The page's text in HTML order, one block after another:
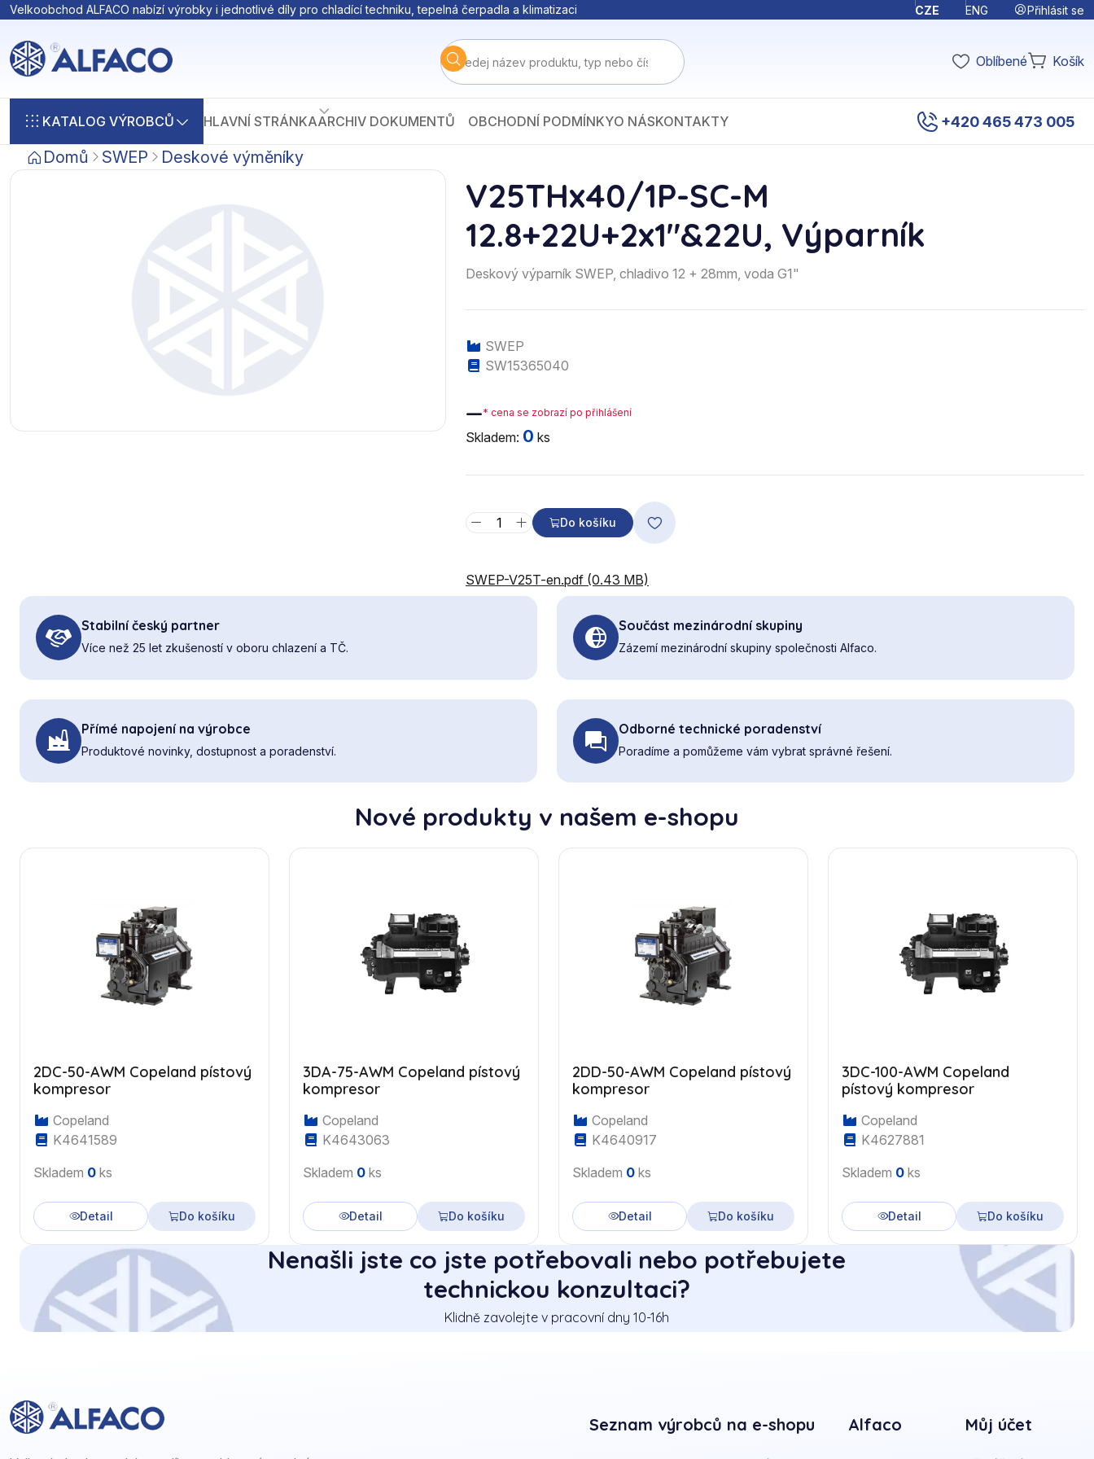
Velkoobchod ALFACO nabízí výrobky i jednotlivé díly pro chladící techniku, tepelná čerpadla a klimatizaci CZE ENG Přihlásit se
Oblíbené Košík
KATALOG VÝROBCŮ HLAVNÍ STRÁNKAARCHIV DOKUMENTŮ OBCHODNÍ PODMÍNKYO NÁSKONTAKTY +420 465 473 005
Domů SWEP Deskové výměníky
V25THx40/1P-SC-M
12.8+22U+2x1"&22U, Výparník
Deskový výparník SWEP, chladivo 12 + 28mm, voda G1"
SWEP
SW15365040
—* cena se zobrazí po přihlášení
Skladem: 0 ks
Do košíku
SWEP-V25T-en.pdf (0.43 MB)
Stabilní český partner
Více než 25 let zkušeností v oboru chlazení a TČ.
Součást mezinárodní skupiny
Zázemí mezinárodní skupiny společnosti Alfaco.
Přímé napojení na výrobce
Produktové novinky, dostupnost a poradenství.
Odborné technické poradenství
Poradíme a pomůžeme vám vybrat správné řešení.
Nové produkty v našem e-shopu
2DC-50-AWM Copeland pístový
kompresor
Copeland
K4641589
Skladem 0 ks
Detail Do košíku
3DA-75-AWM Copeland pístový
kompresor
Copeland
K4643063
Skladem 0 ks
Detail Do košíku
2DD-50-AWM Copeland pístový
kompresor
Copeland
K4640917
Skladem 0 ks
Detail Do košíku
3DC-100-AWM Copeland
pístový kompresor
Copeland
K4627881
Skladem 0 ks
Detail Do košíku
Nenašli jste co jste potřebovali nebo potřebujete
technickou konzultaci?
Klidně zavolejte v pracovní dny 10-16h
Seznam výrobců na e-shopu Alfaco Můj účet